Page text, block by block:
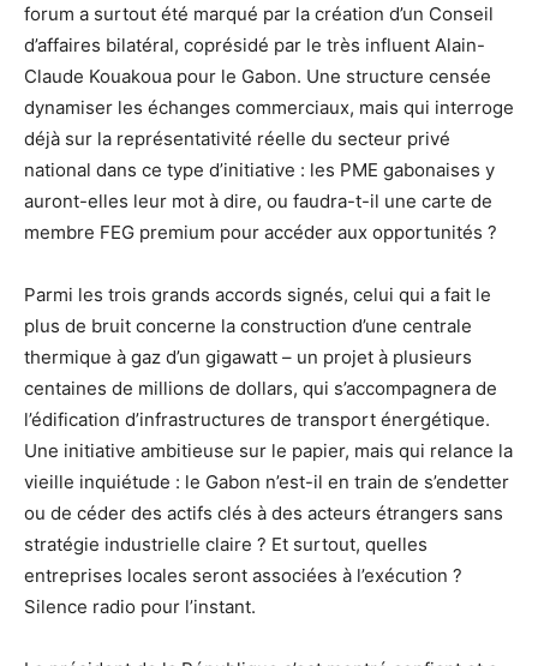
forum a surtout été marqué par la création d’un Conseil
d’affaires bilatéral, coprésidé par le très influent Alain-
Claude Kouakoua pour le Gabon. Une structure censée
dynamiser les échanges commerciaux, mais qui interroge
déjà sur la représentativité réelle du secteur privé
national dans ce type d’initiative : les PME gabonaises y
auront-elles leur mot à dire, ou faudra-t-il une carte de
membre FEG premium pour accéder aux opportunités ?
Parmi les trois grands accords signés, celui qui a fait le
plus de bruit concerne la construction d’une centrale
thermique à gaz d’un gigawatt – un projet à plusieurs
centaines de millions de dollars, qui s’accompagnera de
l’édification d’infrastructures de transport énergétique.
Une initiative ambitieuse sur le papier, mais qui relance la
vieille inquiétude : le Gabon n’est-il en train de s’endetter
ou de céder des actifs clés à des acteurs étrangers sans
stratégie industrielle claire ? Et surtout, quelles
entreprises locales seront associées à l’exécution ?
Silence radio pour l’instant.